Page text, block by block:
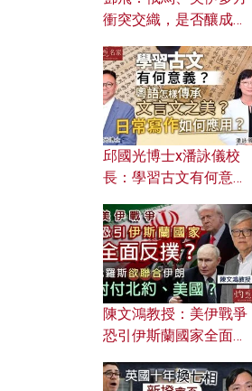
衝突交織，是否釀成世
風險攻擊美軍，背後有
何盤算？
邱國光博士x潘詠儀校
長：學習古文有何意
文之美？ 日常寫作如何
應用？
陳文鴻教授：美伊戰爭
恐引伊斯蘭國家全面反
對付北約美國？